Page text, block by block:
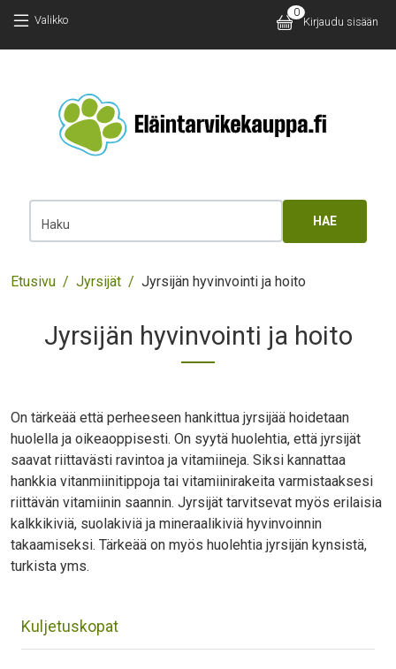
Valikko
0
Kirjaudu sisään
Haku
Murupolku
Etusivu Jyrsijät Jyrsijän hyvinvointi ja hoito
Jyrsijän hyvinvointi ja hoito
On tärkeää että perheeseen hankittua jyrsijää hoidetaan
huolella ja oikeaoppisesti. On syytä huolehtia, että jyrsijät
saavat riittavästi ravintoa ja vitamiineja. Siksi kannattaa
hankkia vitanmiinitippoja tai vitamiinirakeita varmistaaksesi
riittävän vitamiinin saannin. Jyrsijät tarvitsevat myös erilaisia
kalkkikiviä, suolakiviä ja mineraalikiviä hyvinvoinnin
takaamiseksi. Tärkeää on myös huolehtia jyrsijän kynsistä,
turkista yms.
Kuljetuskopat